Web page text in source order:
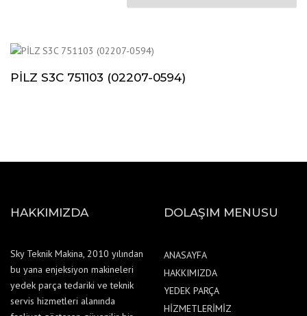
PİLZ S3C 751103 (02207-0594)
HAKKIMIZDA
Sky Teknik Makina, 2010 yılından
bu yana enjeksiyon makineleri
yedek parça tedariki ve teknik
servis hizmetleri alanında
DOLAŞIM MENUSU
ANASAYFA
HAKKIMIZDA
YEDEK PARÇA
HİZMETLERİMİZ